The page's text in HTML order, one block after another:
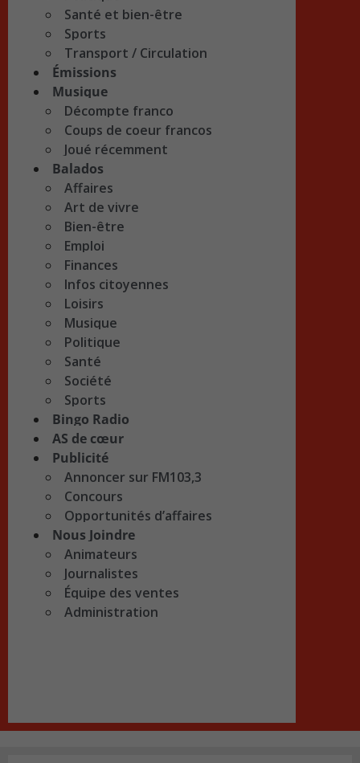
Santé et bien-être
Sports
Transport / Circulation
Émissions
Musique
Décompte franco
Coups de coeur francos
Joué récemment
Balados
Affaires
Art de vivre
Bien-être
Emploi
Finances
Infos citoyennes
Loisirs
Musique
Politique
Santé
Société
Sports
Bingo Radio
AS de cœur
Publicité
Annoncer sur FM103,3
Concours
Opportunités d’affaires
Nous Joindre
Animateurs
Journalistes
Équipe des ventes
Administration